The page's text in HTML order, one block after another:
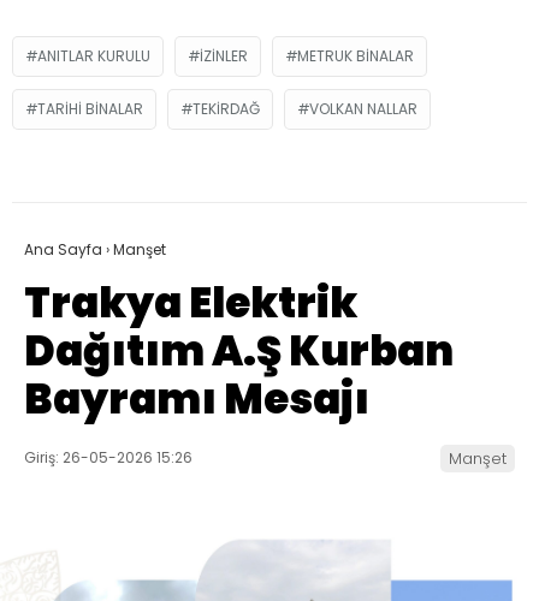
ANITLAR KURULU IZINLER METRUK BINALAR
TARIHI BINALAR TEKIRDAĞ VOLKAN NALLAR
Ana Sayfa ›Manşet
Trakya Elektrik
Dağıtım A.Ş Kurban
Bayramı Mesajı
Giriş: 26-05-2026 15:26 Manşet